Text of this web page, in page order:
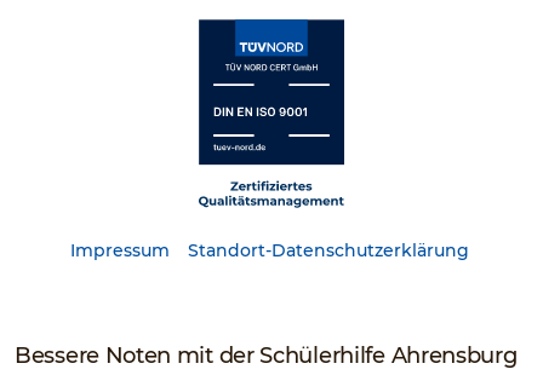
Impressum Standort-Datenschutzerklärung
Bessere Noten mit der Schülerhilfe Ahrensburg